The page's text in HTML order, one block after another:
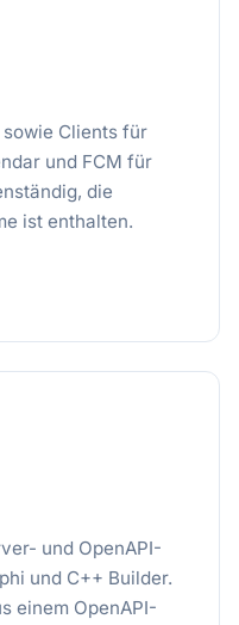
Clients für
und FCM für
die
ist enthalten.
und OpenAPI-
und C++ Builder.
einem OpenAPI-